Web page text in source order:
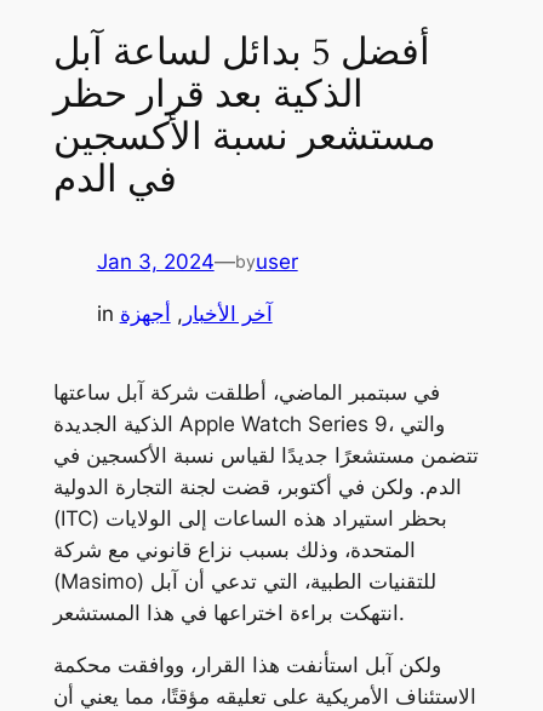
أفضل 5 بدائل لساعة آبل
الذكية بعد قرار حظر
مستشعر نسبة الأكسجين
في الدم
Jan 3, 2024—byuser
in آخر الأخبار , أجهزة
في سبتمبر الماضي، أطلقت شركة آبل ساعتها
الذكية الجديدة Apple Watch Series 9، والتي
تتضمن مستشعرًا جديدًا لقياس نسبة الأكسجين في
الدم. ولكن في أكتوبر، قضت لجنة التجارة الدولية
(ITC) بحظر استيراد هذه الساعات إلى الولايات
المتحدة، وذلك بسبب نزاع قانوني مع شركة
(Masimo) للتقنيات الطبية، التي تدعي أن آبل
انتهكت براءة اختراعها في هذا المستشعر.
ولكن آبل استأنفت هذا القرار، ووافقت محكمة
الاستئناف الأمريكية على تعليقه مؤقتًا، مما يعني أن